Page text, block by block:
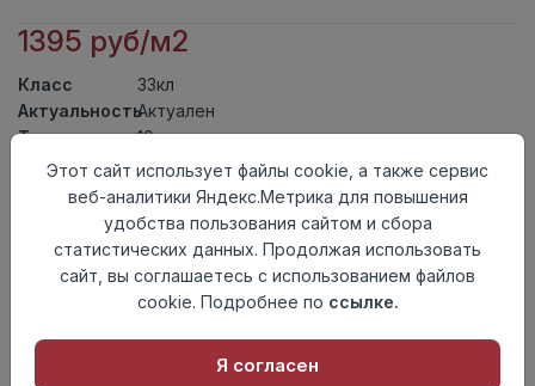
1395 руб/м2
Класс
33кл
АктуальностьАктуален
Толщина
10мм
Размер
доски
1380×193мм
Теплый пол
до +27 градусов
Фаска
4V
Замок
UniClick
Россия
Этот сайт использует файлы cookie, а также сервис
веб-аналитики Яндекс.Метрика для повышения
удобства пользования сайтом и сбора
статистических данных. Продолжая использовать
сайт, вы соглашаетесь с использованием файлов
cookie. Подробнее по ссылке.
Я согласен